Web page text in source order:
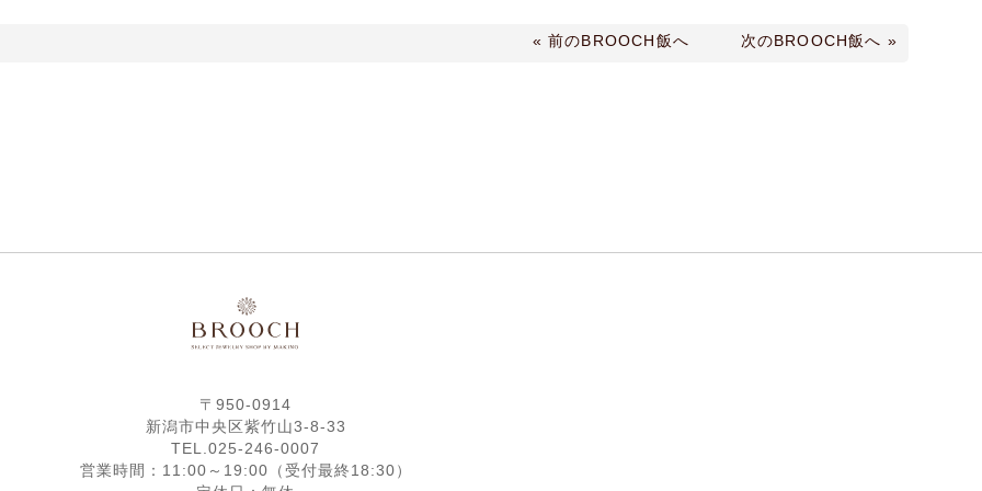
« 前のBROOCH飯へ 次のBROOCH飯へ »
〒950-0914
新潟市中央区紫竹山3-8-33
TEL.025-246-0007
営業時間：11:00～19:00（受付最終18:30）